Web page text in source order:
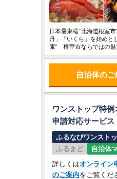
日本最東端“北海道根室
丹」「いくら」を始めと
庫” 根室市ならではの魅
自治体の
ワンストップ特
申請対応サービス
ふるなびワンスト
ふるまど
自治体
詳しくはオンライン
のご案内をご覧くだ